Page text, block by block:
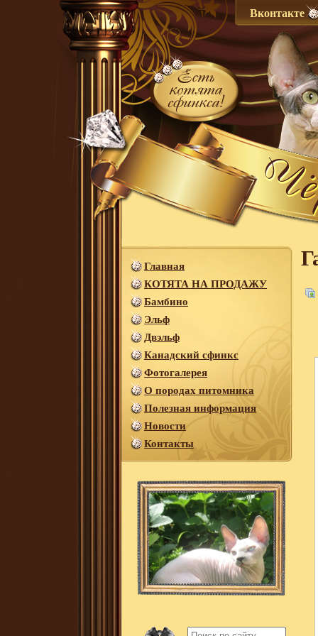
Вконтакте
Главная
КОТЯТА НА ПРОДАЖУ
Бамбино
Эльф
Двэльф
Канадский сфинкс
Фотогалерея
О породах питомника
Полезная информация
Новости
Контакты